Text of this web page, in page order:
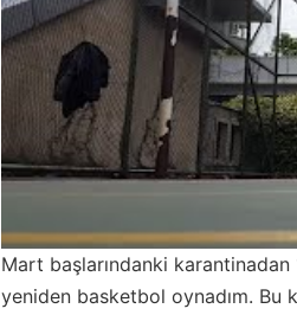
Mart başlarındanki
yeniden basketbol oynadım. Bu